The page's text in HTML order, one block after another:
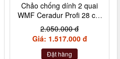
Chảo chống dính 2 quai
WMF Ceradur Profi 28 cm
nội địa Đức
2.050.000 đ
Giá: 1.517.000 đ
Đặt hàng